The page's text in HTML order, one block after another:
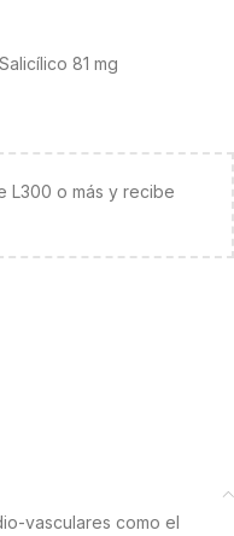
81 mg
L300 o más y recibe
vasculares como el